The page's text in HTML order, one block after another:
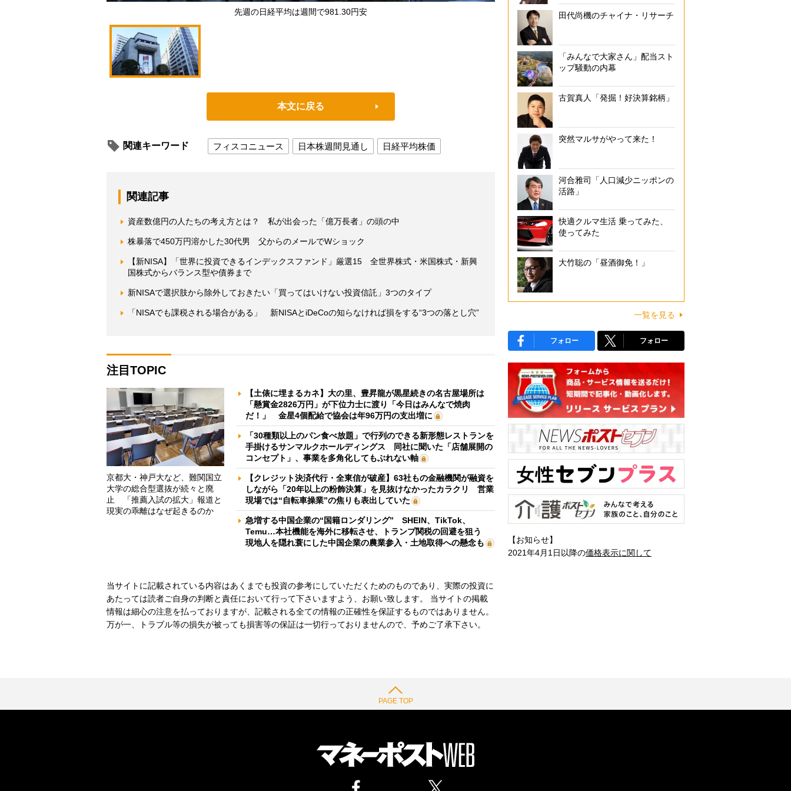
先週の日経平均は週間で981.30円安
本文に戻る
関連キーワード フィスコニュース 日本株週間見通し 日経平均株価
関連記事
資産数億円の人たちの考え方とは？ 私が出会った「億万長者」の頭の中
株暴落で450万円溶かした30代男 父からのメールでWショック
【新NISA】「世界に投資できるインデックスファンド」厳選15 全世界株式・米国株式・新興
国株式からバランス型や債券まで
新NISAで選択肢から除外しておきたい「買ってはいけない投資信託」3つのタイプ
「NISAでも課税される場合がある」 新NISAとiDeCoの知らなければ損をする“3つの落とし穴”
注目TOPIC
京都大・神戸大など、難関国立
大学の総合型選抜が続々と廃
止 「推薦入試の拡大」報道と
現実の乖離はなぜ起きるのか
【土俵に埋まるカネ】大の里、豊昇龍が黒星続きの名古屋場所は
「懸賞金2826万円」が下位力士に渡り「今日はみんなで焼肉
だ！」 金星4個配給で協会は年96万円の支出増に
「30種類以上のパン食べ放題」で行列のできる新形態レストランを
手掛けるサンマルクホールディングス 同社に聞いた「店舗展開の
コンセプト」、事業を多角化してもぶれない軸
【クレジット決済代行・全東信が破産】63社もの金融機関が融資を
しながら「20年以上の粉飾決算」を見抜けなかったカラクリ 営業
現場では“自転車操業”の焦りも表出していた
急増する中国企業の“国籍ロンダリング” SHEIN、TikTok、
Temu…本社機能を海外に移転させ、トランプ関税の回避を狙う
現地人を隠れ蓑にした中国企業の農業参入・土地取得への懸念も
当サイトに記載されている内容はあくまでも投資の参考にしていただくためのものであり、実際の投資に
あたっては読者ご自身の判断と責任において行って下さいますよう、お願い致します。 当サイトの掲載
情報は細心の注意を払っておりますが、記載される全ての情報の正確性を保証するものではありません。
万が一、トラブル等の損失が被っても損害等の保証は一切行っておりませんので、予めご了承下さい。
田代尚機のチャイナ・リサーチ
「みんなで大家さん」配当スト
ップ騒動の内幕
古賀真人「発掘！好決算銘柄」
突然マルサがやって来た！
河合雅司「人口減少ニッポンの
活路」
快適クルマ生活 乗ってみた、
使ってみた
大竹聡の「昼酒御免！」
一覧を見る
フォロー フォロー
【お知らせ】
2021年4月1日以降の価格表示に関して
PAGE TOP